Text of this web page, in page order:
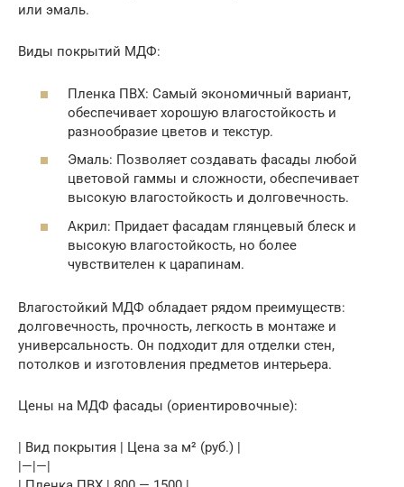
или эмаль.
Виды покрытий МДФ:
Пленка ПВХ: Самый экономичный вариант,
обеспечивает хорошую влагостойкость и
разнообразие цветов и текстур.
Эмаль: Позволяет создавать фасады любой
цветовой гаммы и сложности, обеспечивает
высокую влагостойкость и долговечность.
Акрил: Придает фасадам глянцевый блеск и
высокую влагостойкость, но более
чувствителен к царапинам.
Влагостойкий МДФ обладает рядом преимуществ:
долговечность, прочность, легкость в монтаже и
универсальность. Он подходит для отделки стен,
потолков и изготовления предметов интерьера.
Цены на МДФ фасады (ориентировочные):
| Вид покрытия | Цена за м² (руб.) |
|—|—|